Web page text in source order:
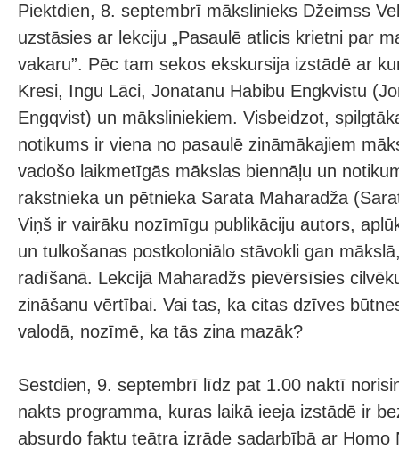
Piektdien, 8. septembrī mākslinieks Džeimss
uzstāsies ar lekciju „Pasaulē atlicis krietni par
vakaru”. Pēc tam sekos ekskursija izstādē ar
Kresi, Ingu Lāci, Jonatanu Habibu Engkvistu
Engqvist) un māksliniekiem. Visbeidzot,
notikums ir viena no pasaulē zināmākajiem
vadošo laikmetīgās mākslas biennāļu un
rakstnieka un pētnieka Sarata Maharadža
Viņš ir vairāku nozīmīgu publikāciju autors,
un tulkošanas postkoloniālo stāvokli gan
radīšanā. Lekcijā Maharadžs pievērsīsies
zināšanu vērtībai. Vai tas, ka citas dzīves
valodā, nozīmē, ka tās zina mazāk?
Sestdien, 9. septembrī līdz pat 1.00 naktī
nakts programma, kuras laikā ieeja izstādē ir
absurdo faktu teātra izrāde sadarbībā ar Homo